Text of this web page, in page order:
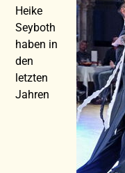
Heike
Seyboth
haben in
den
letzten
Jahren